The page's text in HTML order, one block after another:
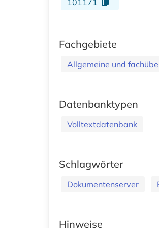
Fachgebiete
Allgemeine und
Datenbanktypen
Volltextdatenbank
Schlagwörter
Dokumentenserver
Hinweise